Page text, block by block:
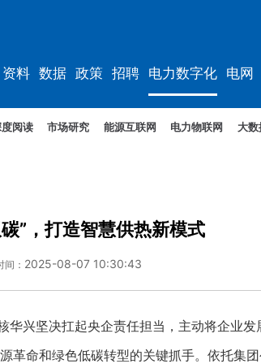
资料 数据 政策 招聘 电力数字化 电网
阅读 市场研究 能源互联网 电力物联网 大数
”，打造智慧供热新模式
间： 2025-08-07 10:30:43
兴坚决扛起央企责任担当，主动将企业发
革命和绿色低碳转型的关键抓手。依托集